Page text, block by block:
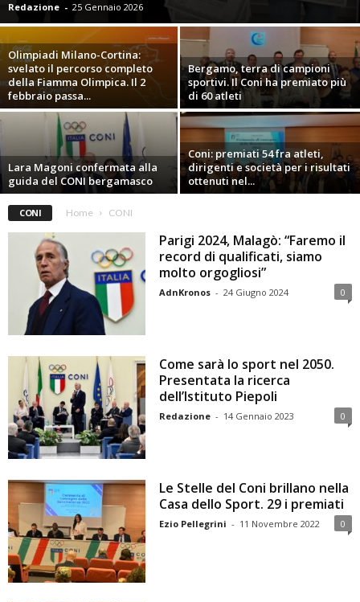
Redazione - 25 Gennaio 2026
Olimpiadi Milano-Cortina:
svelato il percorso completo
della Fiamma Olimpica. Il 2
febbraio passa...
Bergamo, terra di campioni
sportivi. Il Coni ha premiato più
di 60 atleti
Lara Magoni confermata alla
guida del CONI bergamasco
Coni: premiati 54 fra atleti,
dirigenti e società per i risultati
ottenuti nel...
CONI Home CONI
Parigi 2024, Malagò: “Faremo il
record di qualificati, siamo
molto orgogliosi”
AdnKronos - 24 Giugno 2024 0
Come sarà lo sport nel 2050.
Presentata la ricerca
dell’Istituto Piepoli
Redazione - 14 Gennaio 2023 0
Le Stelle del Coni brillano nella
Casa dello Sport. 29 i premiati
Ezio Pellegrini - 11 Novembre 2022 0